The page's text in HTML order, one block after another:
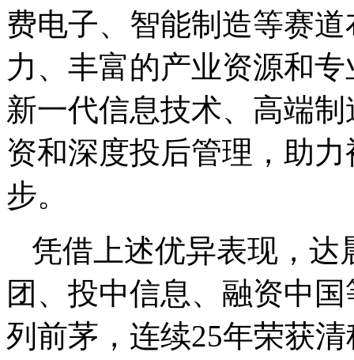
费电子、智能制造等赛
力、丰富的产业资源和
新一代信息技术、高端
资和深度投后管理，助
步。
凭借上述优异表现，达
团、投中信息、融资中
列前茅，连续25年荣获